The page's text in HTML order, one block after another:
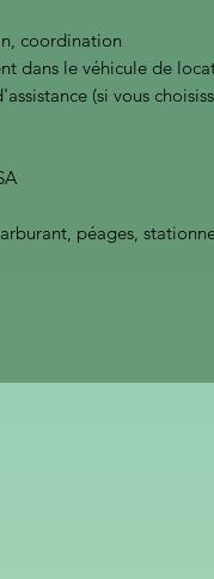
coordination
dans le véhicule de
(si vous
péages,